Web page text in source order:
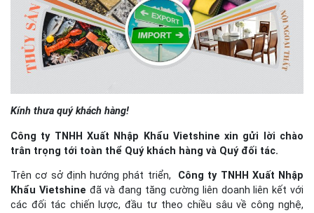
Kính thưa quý khách hàng!
Công ty TNHH Xuất Nhập Khẩu Vietshine xin gửi lời chào
trân trọng tới toàn thể Quý khách hàng và Quý đối tác.
Trên cơ sở định hướng phát triển, Công ty TNHH Xuất Nhập
Khẩu Vietshine đã và đang tăng cường liên doanh liên kết với
các đối tác chiến lược, đầu tư theo chiều sâu về công nghệ,